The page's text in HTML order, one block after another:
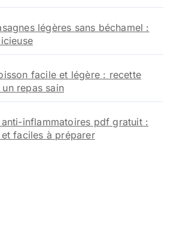
légères sans béchamel :
facile et légère : recette
repas sain
inflammatoires pdf gratuit :
faciles à préparer